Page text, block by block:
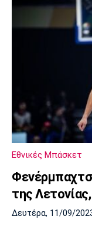
Εθνικές Μπάσκετ
της
Δευτέρα, 11/09/